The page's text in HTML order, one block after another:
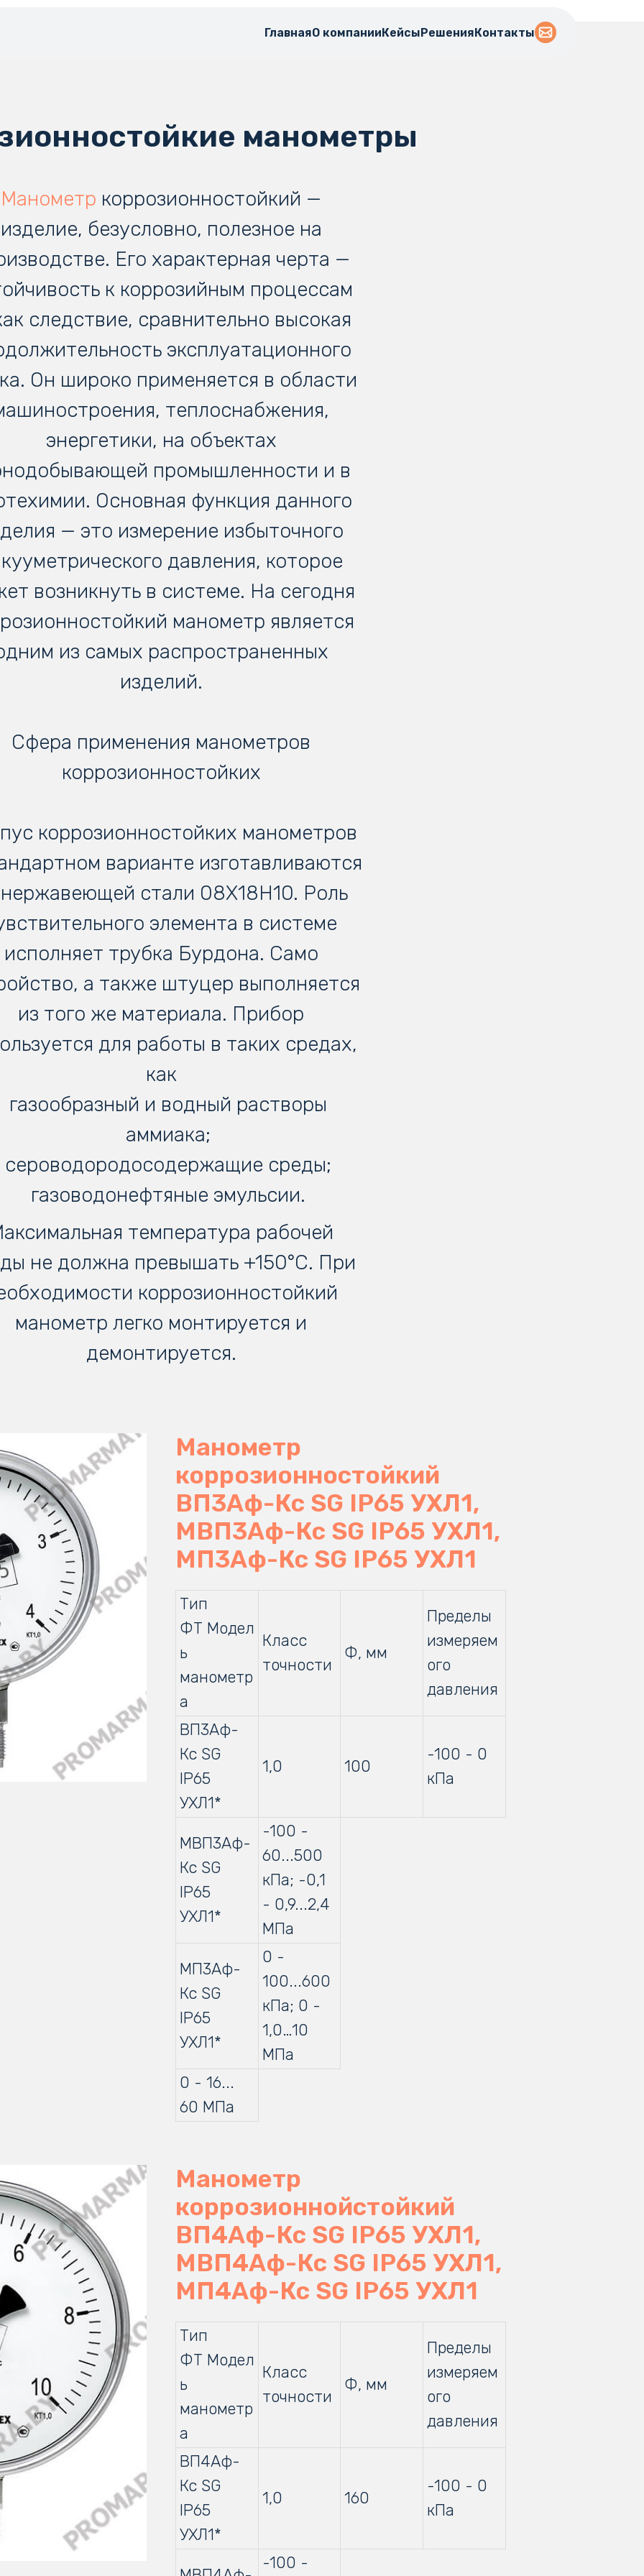
ГлавнаяО компанииКейсыРешенияКонтакты
манометры
Манометр коррозионностойкий —
изделие, безусловно, полезное на
Его характерная черта —
к коррозийным процессам
следствие, сравнительно высокая
эксплуатационного
Он широко применяется в области
теплоснабжения,
энергетики, на объектах
промышленности и в
Основная функция данного
— это измерение избыточного
давления, которое
возникнуть в системе. На сегодня
манометр является
из самых распространенных
изделий.
Сфера применения манометров
коррозионностойких
коррозионностойких манометров
варианте изготавливаются
стали 08Х18Н10. Роль
элемента в системе
исполняет трубка Бурдона. Само
а также штуцер выполняется
из того же материала. Прибор
для работы в таких средах,
как
газообразный и водный растворы
аммиака;
сероводородосодержащие среды;
газоводонефтяные эмульсии.
температура рабочей
не должна превышать +150°С. При
коррозионностойкий
манометр легко монтируется и
демонтируется.
Манометр
коррозионностойкий
ВП3Аф-Кс SG IP65 УХЛ1,
МВП3Аф-Кс SG IP65 УХЛ1,
МП3Аф-Кс SG IP65 УХЛ1
Тип
ФТ Модел
ь
манометр
а
Класс
точности
Ф, мм
Пределы
измеряем
ого
давления
ВП3Аф-
Кс SG
IP65
УХЛ1*
1,0 100
-100 - 0
кПа
МВП3Аф-
Кс SG
IP65
УХЛ1*
-100 -
60...500
кПа; -0,1
- 0,9...2,4
МПа
МП3Аф-
Кс SG
IP65
УХЛ1*
0 -
100...600
кПа; 0 -
1,0…10
МПа
0 - 16...
60 МПа
Манометр
коррозионнойстойкий
ВП4Аф-Кс SG IP65 УХЛ1,
МВП4Аф-Кс SG IP65 УХЛ1,
МП4Аф-Кс SG IP65 УХЛ1
Тип
ФТ Модел
ь
манометр
а
Класс
точности
Ф, мм
Пределы
измеряем
ого
давления
ВП4Аф-
Кс SG
IP65
УХЛ1*
1,0 160
-100 - 0
кПа
-100 -